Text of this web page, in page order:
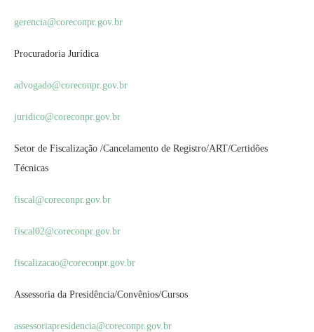
gerencia@coreconpr.gov.br
Procuradoria Jurídica
advogado@coreconpr.gov.br
juridico@coreconpr.gov.br
Setor de Fiscalização /Cancelamento de Registro/ART/Certidões
Técnicas
fiscal@coreconpr.gov.br
fiscal02@coreconpr.gov.br
fiscalizacao@coreconpr.gov.br
Assessoria da Presidência/Convênios/Cursos
assessoriapresidencia@coreconpr.gov.br